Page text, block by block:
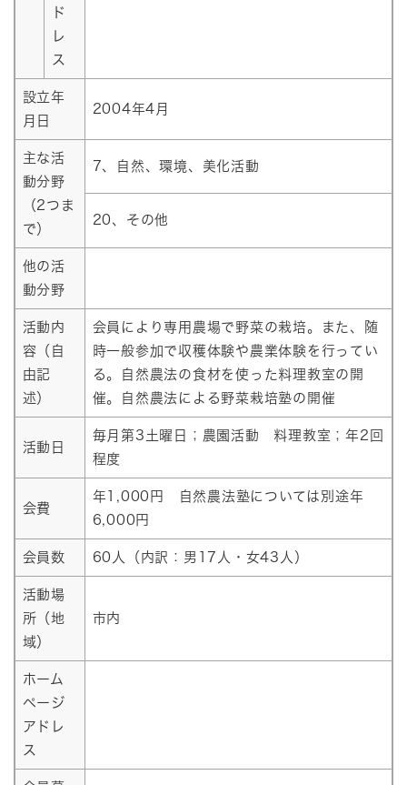
ド
レ
ス
設立年
月日
2004年4月
主な活
動分野
（2つま
で）
7、自然、環境、美化活動
20、その他
他の活
動分野
活動内
容（自
由記
述）
会員により専用農場で野菜の栽培。また、随
時一般参加で収穫体験や農業体験を行ってい
る。自然農法の食材を使った料理教室の開
催。自然農法による野菜栽培塾の開催
活動日
毎月第3土曜日；農園活動 料理教室；年2回
程度
会費
年1,000円 自然農法塾については別途年
6,000円
会員数 60人（内訳：男17人・女43人）
活動場
所（地
域）
市内
ホーム
ページ
アドレ
ス